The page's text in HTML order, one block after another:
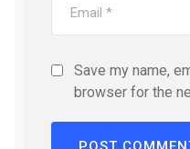
Save my name,
browser for the